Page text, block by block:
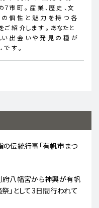
市 町 。 産 業 、歴 史 、文
個 性 と 魅 力 を 持 つ 各
ご 紹 介しま す 。 あなたと
い 出 会 い や 発 見 の 種 が
す 。
伝統行事「有帆市まつ
八幡宮から神興が有帆
」として3日間行われて